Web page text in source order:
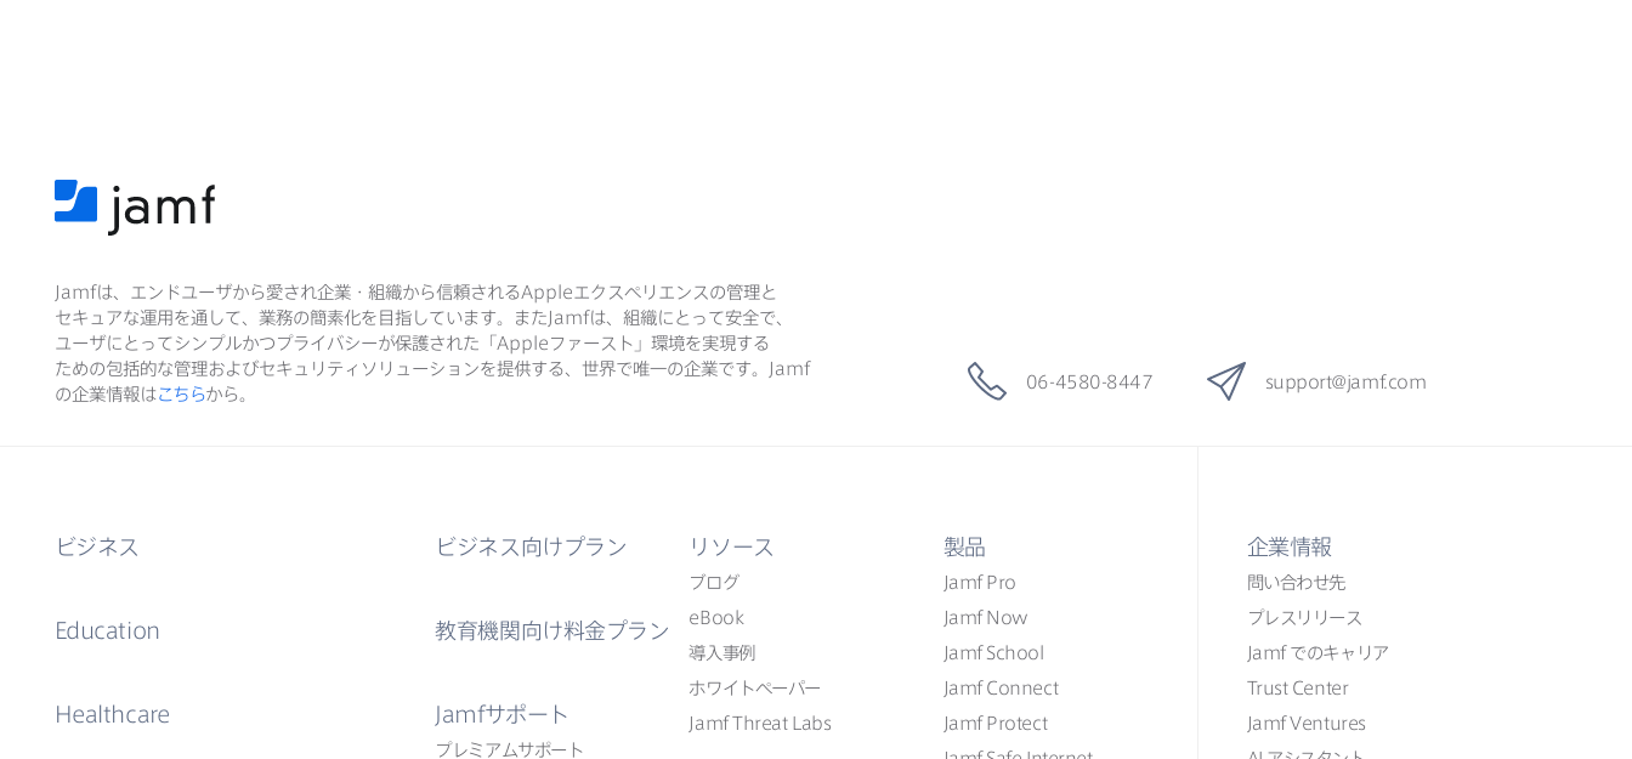
Jamfは、​エンドユーザから​愛され企業・組織から​信頼されるApple エクスペリエンスの​管理と​
セキュアな​運用を​通して、​業務の​簡素化を​目指しています。​また Jamfは、​組織に​とって​安全で、​
ユーザに​とって​シンプルかつプライバシーが​保護された​「 Apple ファースト」環境を​実現する​
ための​包括的な​管理および​セキュリティソリューションを​提供する、​世界で​唯一の​企業です。
Jamf
の​企業情報はこちらから。
06-4580-8447 support@jamf.com
ビジネス
Education
Healthcare
ビジネス向けプラン
教育機関向け料金プラン
Jamfサポート
プレミアムサポート
リソース
ブログ
eBook
導入事例
ホワイトペーパー
Jamf Threat Labs
製品
Jamf Pro
Jamf Now
Jamf School
Jamf Connect
Jamf Protect
企業情報
問い​合わせ先
プレスリリース
Jamf での​​キャリア
Trust Center
Jamf Ventures